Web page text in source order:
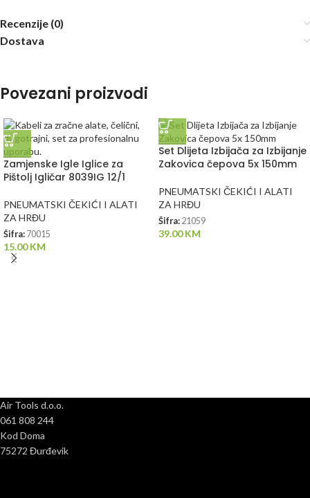
Recenzije (0)
Dostava
Povezani proizvodi
Zamjenske Igle Iglice za
Pištolj Igličar 8039IG 12/1
PNEUMATSKI ČEKIĆI I ALATI
ZA HRĐU
Šifra: 70015
15.00KM
Set Dlijeta Izbijača za Izbijanje
Zakovica čepova 5x 150mm
PNEUMATSKI ČEKIĆI I ALATI
ZA HRĐU
Šifra: 21059
39.00KM
Air Tools d.o.o.
061 808 244
Kod Doma
75272 Đurđevik